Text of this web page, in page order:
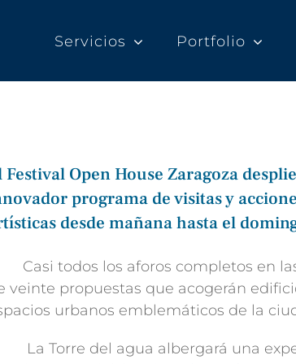
Servicios Portfolio
Festival Open House Zaragoza
programa de visitas y
desde mañana hasta el
todos los aforos completos en
veinte propuestas que acogerán
urbanos emblemáticos de la
Torre del agua albergará una